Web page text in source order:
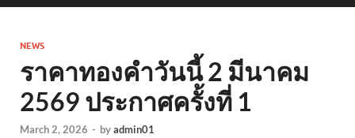
NEWS
ราคาทองคำวันนี้ 2 มีนาคม
2569 ประกาศครั้งที่ 1
March 2, 2026 - byadmin01